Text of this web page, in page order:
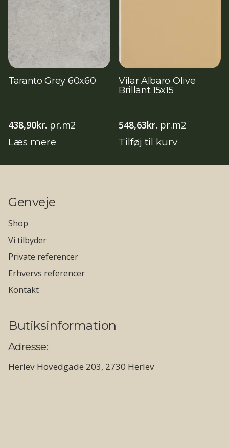
Taranto Grey 60x60
438,90kr. pr.m2
Læs mere
Vilar Albaro Olive
Brillant 15x15
548,63kr. pr.m2
Tilføj til kurv
Genveje
Shop
Vi tilbyder
Private referencer
Erhvervs referencer
Kontakt
Butiksinformation
Adresse:
Herlev Hovedgade 203, 2730 Herlev